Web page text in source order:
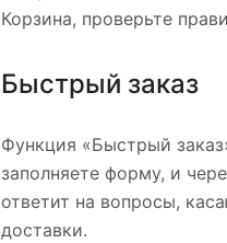
Корзина, проверьте
Быстрый заказ
Функция «Быстрый
заполняете форму, и
ответит на вопросы,
доставки.